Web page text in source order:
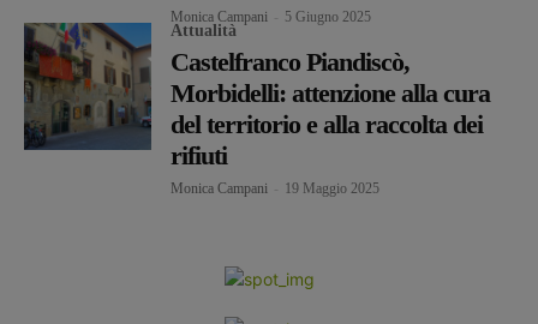
Monica Campani 5 Giugno 2025
Attualità
Castelfranco Piandiscò,
Morbidelli: attenzione alla cura
del territorio e alla raccolta dei
rifiuti
Monica Campani 19 Maggio 2025